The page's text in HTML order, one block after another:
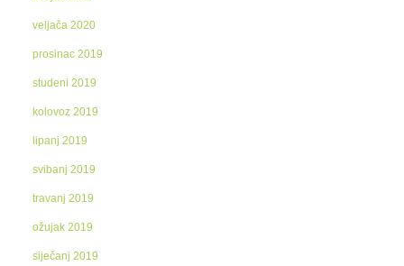
veljača 2020
prosinac 2019
studeni 2019
kolovoz 2019
lipanj 2019
svibanj 2019
travanj 2019
ožujak 2019
siječanj 2019